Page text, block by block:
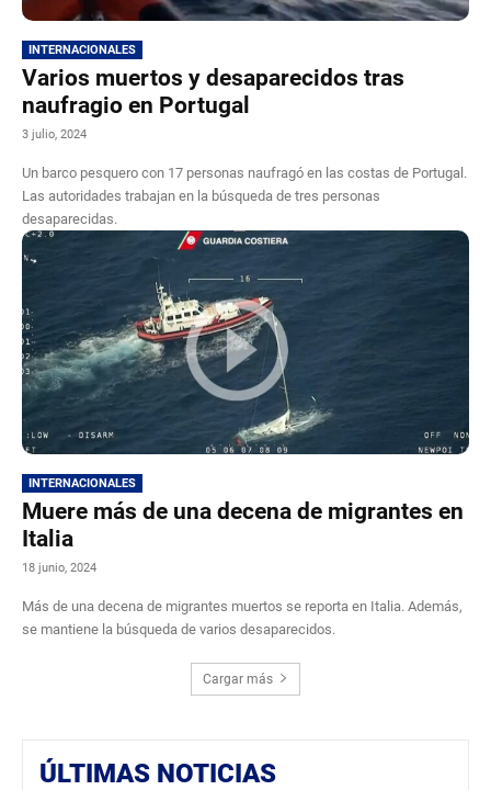
INTERNACIONALES
Varios muertos y desaparecidos tras
naufragio en Portugal
3 julio, 2024
Un barco pesquero con 17 personas naufragó en las costas de Portugal.
Las autoridades trabajan en la búsqueda de tres personas
desaparecidas.
INTERNACIONALES
Muere más de una decena de migrantes en
Italia
18 junio, 2024
Más de una decena de migrantes muertos se reporta en Italia. Además,
se mantiene la búsqueda de varios desaparecidos.
Cargar más
ÚLTIMAS NOTICIAS